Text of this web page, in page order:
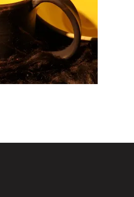
€20.00